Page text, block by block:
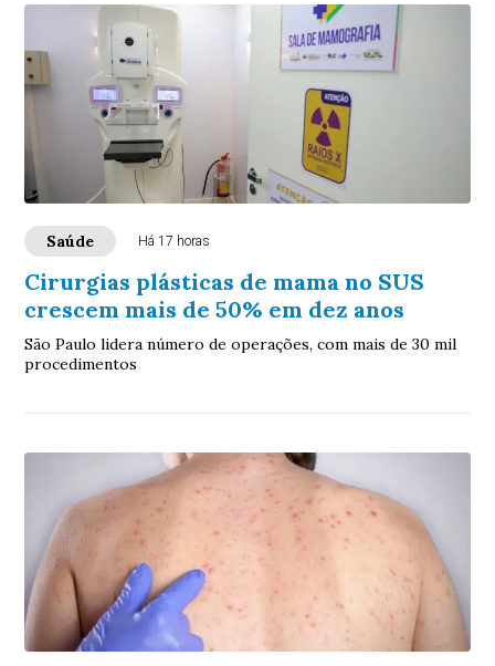
Saúde Há 17 horas
Cirurgias plásticas de mama no SUS
crescem mais de 50% em dez anos
São Paulo lidera número de operações, com mais de 30 mil
procedimentos